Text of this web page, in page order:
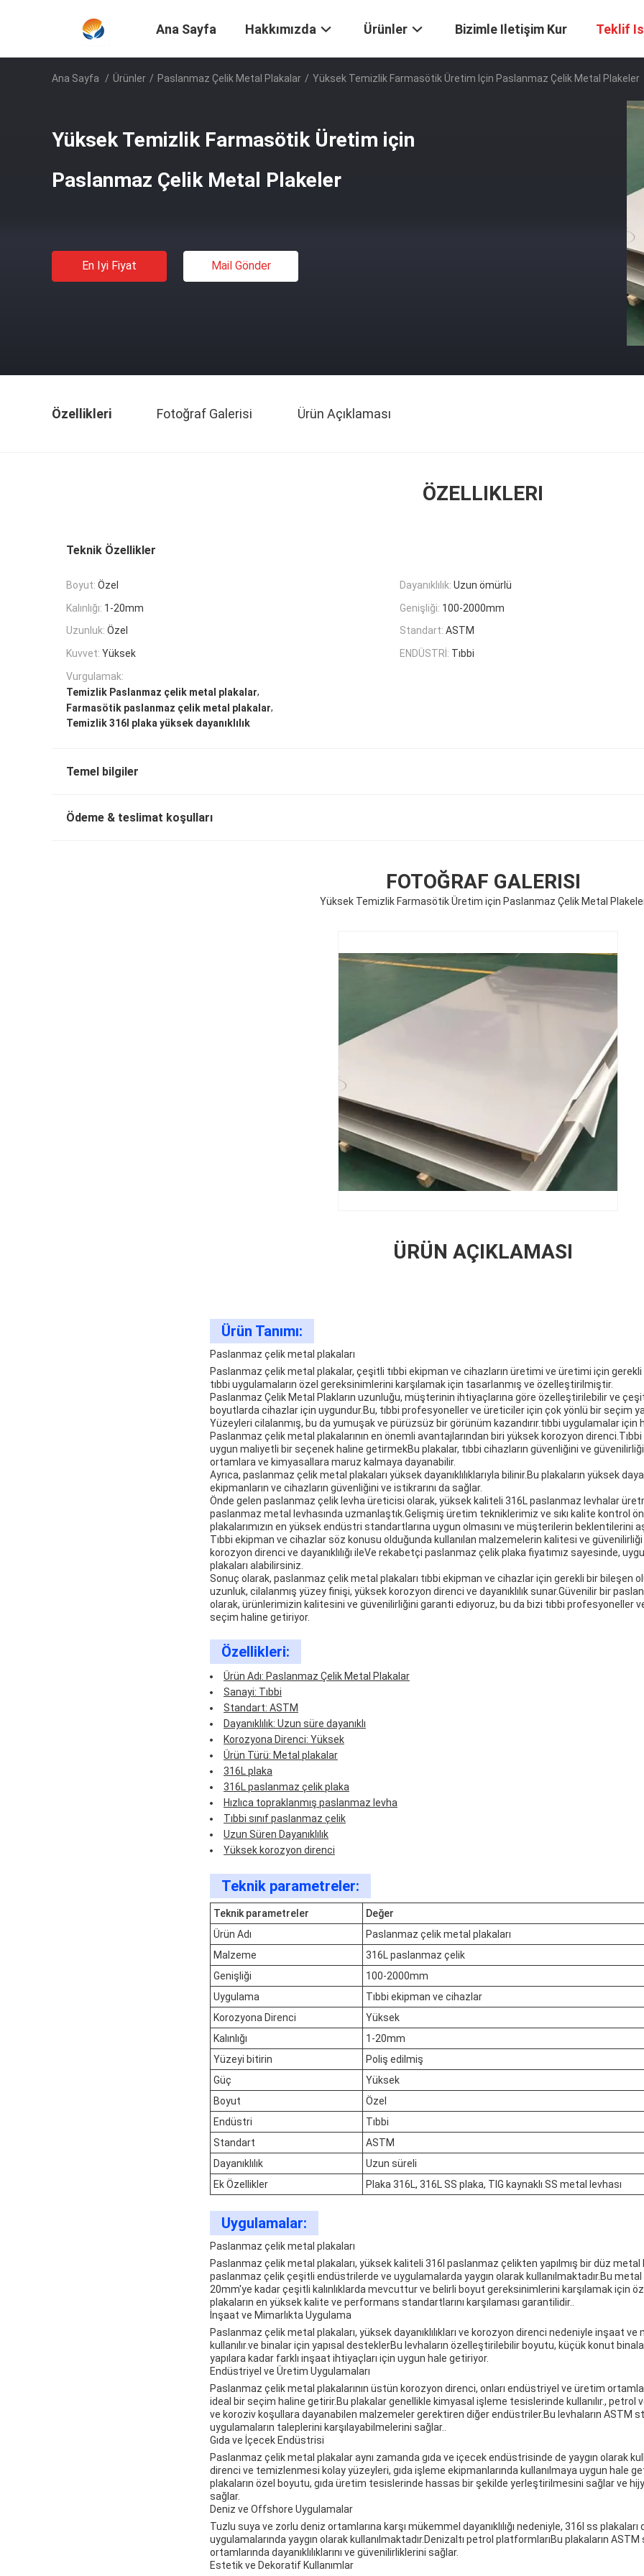
Ana Sayfa Hakkımızda Ürünler Bizimle Iletişim Kur Teklif
Ana Sayfa / Ürünler / Paslanmaz Çelik Metal Plakalar / Yüksek Temizlik Farmasötik Üretim Için Paslanmaz Çelik Metal Plakeler
Yüksek Temizlik Farmasötik Üretim için
Paslanmaz Çelik Metal Plakeler
En Iyi Fiyat Mail Gönder
Özellikleri Fotoğraf Galerisi Ürün Açıklaması
ÖZELLIKLERI
Teknik Özellikler
Boyut: Özel Dayanıklılık: Uzun ömürlü
Kalınlığı: 1-20mm Genişliği: 100-2000mm
Uzunluk: Özel Standart: ASTM
Kuvvet: Yüksek ENDÜSTRİ: Tıbbi
Vurgulamak:
Temizlik Paslanmaz çelik metal plakalar,
Farmasötik paslanmaz çelik metal plakalar,
Temizlik 316l plaka yüksek dayanıklılık
Temel bilgiler
Ödeme & teslimat koşulları
FOTOĞRAF GALERISI
Yüksek Temizlik Farmasötik Üretim için Paslanmaz Çelik Metal
ÜRÜN AÇIKLAMASI
Ürün Tanımı:
Paslanmaz çelik metal plakaları
Paslanmaz çelik metal plakalar, çeşitli tıbbi ekipman ve cihazların üretimi ve üretimi için
tıbbi uygulamaların özel gereksinimlerini karşılamak için tasarlanmış ve özelleştirilmiştir.
Paslanmaz Çelik Metal Plakların uzunluğu, müşterinin ihtiyaçlarına göre özelleştirilebilir ve
boyutlarda cihazlar için uygundur.Bu, tıbbi profesyoneller ve üreticiler için çok yönlü bir seçim
Yüzeyleri cilalanmış, bu da yumuşak ve pürüzsüz bir görünüm kazandırır.tıbbi uygulamalar için
Paslanmaz çelik metal plakalarının en önemli avantajlarından biri yüksek korozyon
uygun maliyetli bir seçenek haline getirmekBu plakalar, tıbbi cihazların güvenliğini ve
ortamlara ve kimyasallara maruz kalmaya dayanabilir.
Ayrıca, paslanmaz çelik metal plakaları yüksek dayanıklılıklarıyla bilinir.Bu plakaların yüksek
ekipmanların ve cihazların güvenliğini ve istikrarını da sağlar.
Önde gelen paslanmaz çelik levha üreticisi olarak, yüksek kaliteli 316L paslanmaz levhalar
paslanmaz metal levhasında uzmanlaştık.Gelişmiş üretim tekniklerimiz ve sıkı kalite kontrol
plakalarımızın en yüksek endüstri standartlarına uygun olmasını ve müşterilerin beklentilerini
Tıbbi ekipman ve cihazlar söz konusu olduğunda kullanılan malzemelerin kalitesi ve
korozyon direnci ve dayanıklılığı ileVe rekabetçi paslanmaz çelik plaka fiyatımız sayesinde,
plakaları alabilirsiniz.
Sonuç olarak, paslanmaz çelik metal plakaları tıbbi ekipman ve cihazlar için gerekli bir bileşen
uzunluk, cilalanmış yüzey finişi, yüksek korozyon direnci ve dayanıklılık sunar.Güvenilir bir
olarak, ürünlerimizin kalitesini ve güvenilirliğini garanti ediyoruz, bu da bizi tıbbi profesyoneller
seçim haline getiriyor.
Özellikleri:
Ürün Adı: Paslanmaz Çelik Metal Plakalar
Sanayi: Tıbbi
Standart: ASTM
Dayanıklılık: Uzun süre dayanıklı
Korozyona Direnci: Yüksek
Ürün Türü: Metal plakalar
316L plaka
316L paslanmaz çelik plaka
Hızlıca topraklanmış paslanmaz levha
Tıbbi sınıf paslanmaz çelik
Uzun Süren Dayanıklılık
Yüksek korozyon direnci
Teknik parametreler:
Teknik parametreler
Değer
Ürün Adı
Paslanmaz çelik metal plakaları
Malzeme
316L paslanmaz çelik
Genişliği
100-2000mm
Uygulama
Tıbbi ekipman ve cihazlar
Korozyona Direnci
Yüksek
Kalınlığı
1-20mm
Yüzeyi bitirin
Poliş edilmiş
Güç
Yüksek
Boyut
Özel
Endüstri
Tıbbi
Standart
ASTM
Dayanıklılık
Uzun süreli
Ek Özellikler
Plaka 316L, 316L SS plaka, TIG kaynaklı SS metal levhası
Uygulamalar:
Paslanmaz çelik metal plakaları
Paslanmaz çelik metal plakaları, yüksek kaliteli 316l paslanmaz çelikten yapılmış bir düz
paslanmaz çelik çeşitli endüstrilerde ve uygulamalarda yaygın olarak kullanılmaktadır.Bu
20mm'ye kadar çeşitli kalınlıklarda mevcuttur ve belirli boyut gereksinimlerini karşılamak için
plakaların en yüksek kalite ve performans standartlarını karşılaması garantilidir..
İnşaat ve Mimarlıkta Uygulama
Paslanmaz çelik metal plakaları, yüksek dayanıklılıkları ve korozyon direnci nedeniyle inşaat ve
kullanılır.ve binalar için yapısal desteklerBu levhaların özelleştirilebilir boyutu, küçük konut
yapılara kadar farklı inşaat ihtiyaçları için uygun hale getiriyor.
Endüstriyel ve Üretim Uygulamaları
Paslanmaz çelik metal plakalarının üstün korozyon direnci, onları endüstriyel ve üretim
ideal bir seçim haline getirir.Bu plakalar genellikle kimyasal işleme tesislerinde kullanılır., petrol
ve koroziv koşullara dayanabilen malzemeler gerektiren diğer endüstriler.Bu levhaların ASTM
uygulamaların taleplerini karşılayabilmelerini sağlar..
Gıda ve İçecek Endüstrisi
Paslanmaz çelik metal plakalar aynı zamanda gıda ve içecek endüstrisinde de yaygın olarak
direnci ve temizlenmesi kolay yüzeyleri, gıda işleme ekipmanlarında kullanılmaya uygun hale
plakaların özel boyutu, gıda üretim tesislerinde hassas bir şekilde yerleştirilmesini sağlar ve
sağlar.
Deniz ve Offshore Uygulamalar
Tuzlu suya ve zorlu deniz ortamlarına karşı mükemmel dayanıklılığı nedeniyle, 316l ss plakaları
uygulamalarında yaygın olarak kullanılmaktadır.Denizaltı petrol platformlarıBu plakaların
ortamlarında dayanıklılıklarını ve güvenilirliklerini sağlar.
Estetik ve Dekoratif Kullanımlar